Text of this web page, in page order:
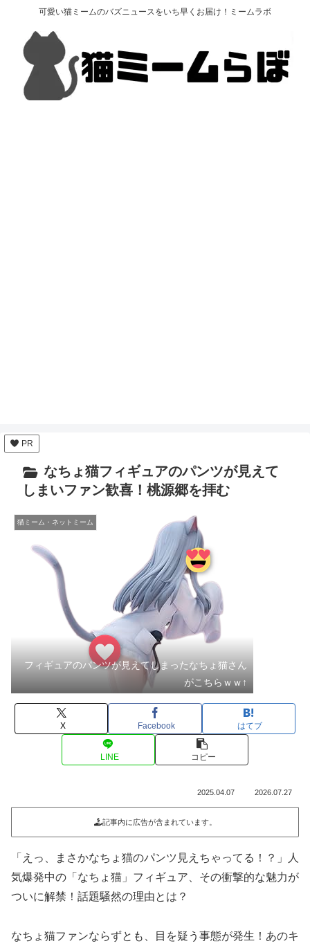
可愛い猫ミームのバズニュースをいち早くお届け！ミームラボ
PR
なちょ猫フィギュアのパンツが見えて
しまいファン歓喜！桃源郷を拝む
猫ミーム・ネットミーム
フィギュアのパンツが見えてしまったなちょ猫さん
がこちらｗｗ↑
X Facebook はてブ
LINE コピー
2025.04.07 2026.07.27
記事内に広告が含まれています。
「えっ、まさかなちょ猫のパンツ見えちゃってる！？」人
気爆発中の「なちょ猫」フィギュア、その衝撃的な魅力が
ついに解禁！話題騒然の理由とは？
なちょ猫ファンならずとも、目を疑う事態が発生！あのキ